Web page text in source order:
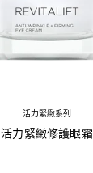
活力緊緻系列
活力緊緻修護眼霜